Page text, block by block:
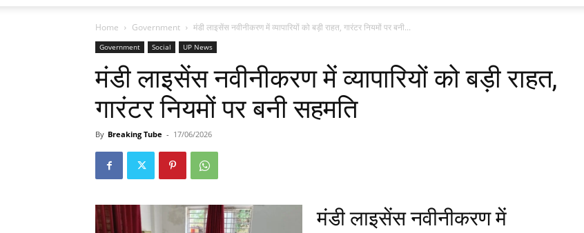
Home Government मंडी लाइसेंस नवीनीकरण में व्यापारियों को बड़ी राहत, गारंटर नियमों पर बनी...
Government Social UP News
मंडी लाइसेंस नवीनीकरण में व्यापारियों को बड़ी राहत,
गारंटर नियमों पर बनी सहमति
By Breaking Tube - 17/06/2026
मंडी लाइसेंस नवीनीकरण में